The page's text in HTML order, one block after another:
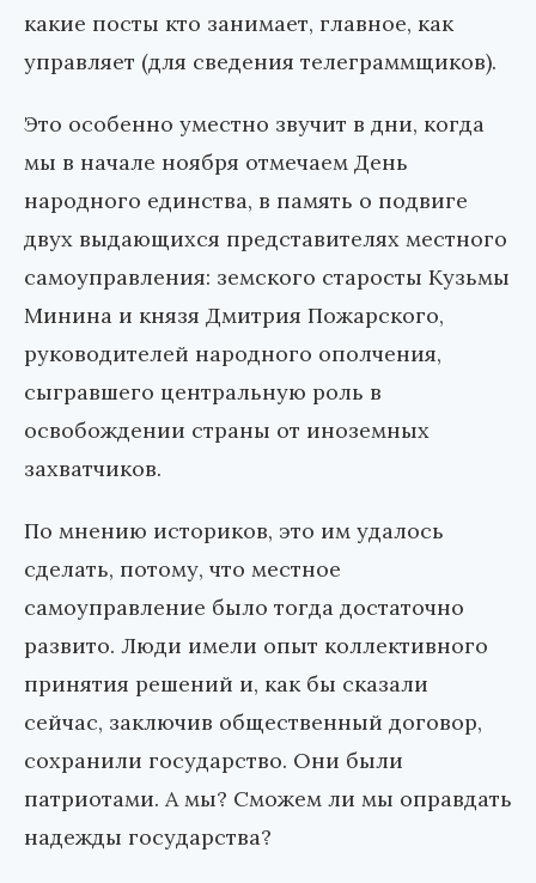
какие посты кто занимает, главное, как
управляет (для сведения телеграммщиков).
Это особенно уместно звучит в дни, когда
мы в начале ноября отмечаем День
народного единства, в память о подвиге
двух выдающихся представителях местного
самоуправления: земского старосты Кузьмы
Минина и князя Дмитрия Пожарского,
руководителей народного ополчения,
сыгравшего центральную роль в
освобождении страны от иноземных
захватчиков.
По мнению историков, это им удалось
сделать, потому, что местное
самоуправление было тогда достаточно
развито. Люди имели опыт коллективного
принятия решений и, как бы сказали
сейчас, заключив общественный договор,
сохранили государство. Они были
патриотами. А мы? Сможем ли мы оправдать
надежды государства?